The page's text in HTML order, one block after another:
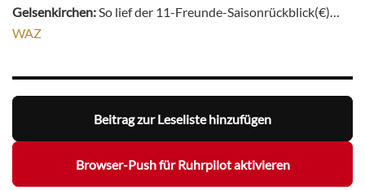
Gelsenkirchen:So lief der 11-Freunde-Saisonrückblick(€)…
WAZ
Beitrag zur Leseliste hinzufügen
Browser-Push für Ruhrpilot aktivieren